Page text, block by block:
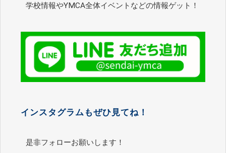
学校情報やYMCA全体イベントなどの情報ゲット！
インスタグラムもぜひ見てね！
是非フォローお願いします！